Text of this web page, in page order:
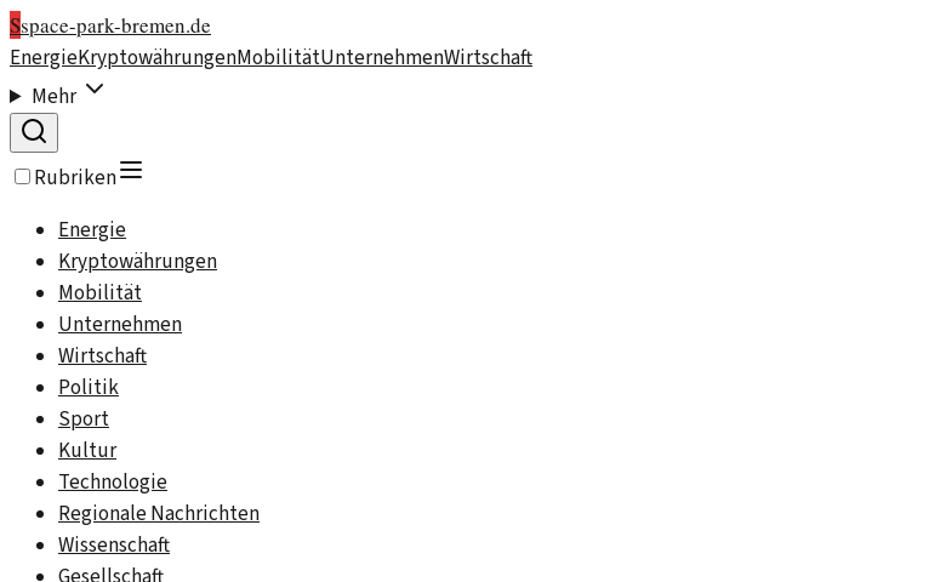
Sspace-park-bremen.de
EnergieKryptowährungenMobilitätUnternehmenWirtschaft
Mehr
Rubriken
Energie
Kryptowährungen
Mobilität
Unternehmen
Wirtschaft
Politik
Sport
Kultur
Technologie
Regionale Nachrichten
Wissenschaft